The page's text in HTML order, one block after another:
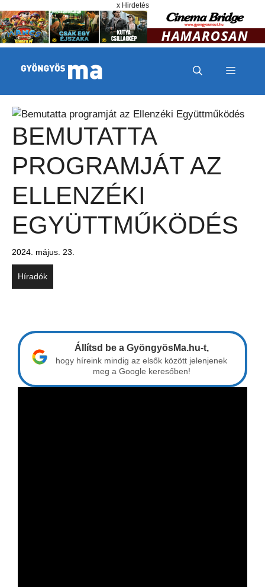
x Hirdetés
MENÜ
BEMUTATTA
PROGRAMJÁT AZ
ELLENZÉKI
EGYÜTTMŰKÖDÉS
2024. május. 23.
Híradók
Állítsd be a GyöngyösMa.hu-t,
hogy híreink mindig az elsők között jelenjenek
meg a Google keresőben!